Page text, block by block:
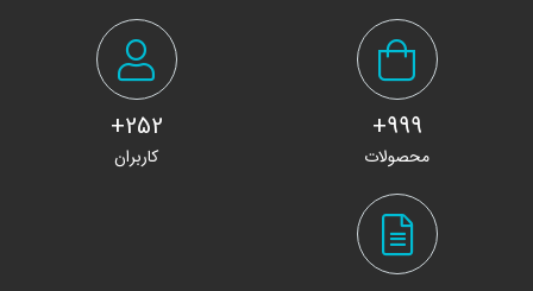
999+
محصولات
252+
کاربران